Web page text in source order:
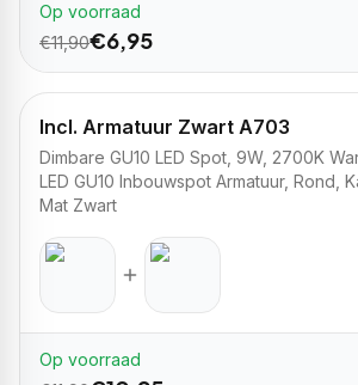
Op voorraad
€11,90€6,95
Incl. Armatuur Zwart A703
Dimbare GU10 LED Spot, 9W, 2700K
LED GU10 Inbouwspot Armatuur, Rond,
Mat Zwart
Op voorraad